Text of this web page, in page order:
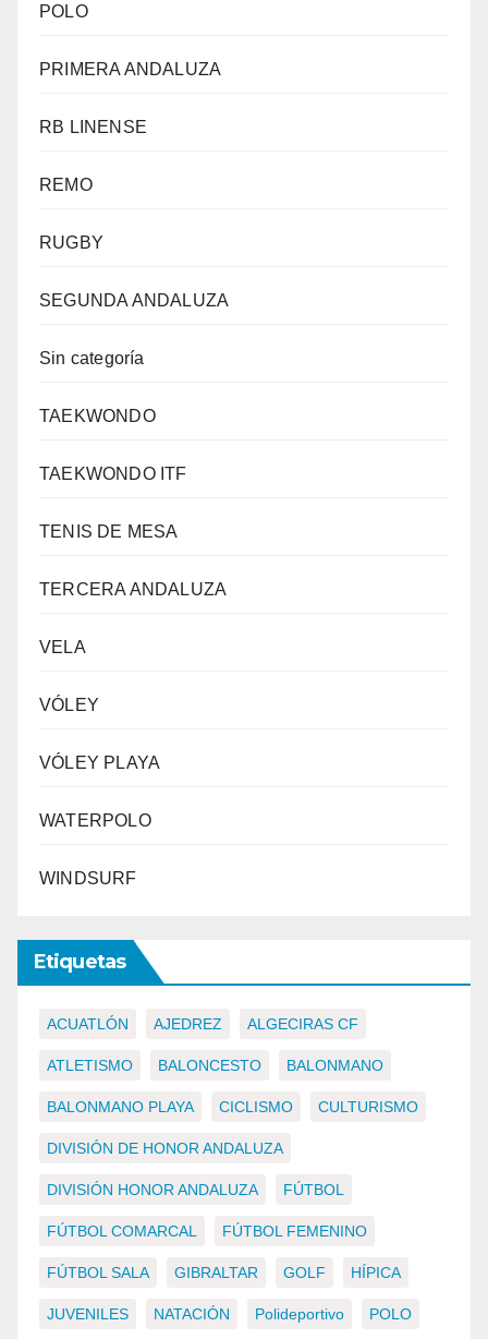
POLO
PRIMERA ANDALUZA
RB LINENSE
REMO
RUGBY
SEGUNDA ANDALUZA
Sin categoría
TAEKWONDO
TAEKWONDO ITF
TENIS DE MESA
TERCERA ANDALUZA
VELA
VÓLEY
VÓLEY PLAYA
WATERPOLO
WINDSURF
Etiquetas
ACUATLÓN AJEDREZ ALGECIRAS CF
ATLETISMO BALONCESTO BALONMANO
BALONMANO PLAYA CICLISMO CULTURISMO
DIVISIÓN DE HONOR ANDALUZA
DIVISIÓN HONOR ANDALUZA FÚTBOL
FÚTBOL COMARCAL FÚTBOL FEMENINO
FÚTBOL SALA GIBRALTAR GOLF HÍPICA
JUVENILES NATACIÓN Polideportivo POLO